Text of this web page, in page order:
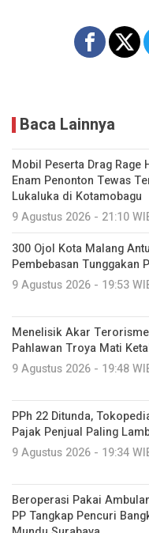
Baca Lainnya
Mobil Peserta Drag Rage
Enam Penonton Tewas
Lukaluka di Kotamobagu
9 Agustus 2026 - 21:10
300 Ojol Kota Malang
Pembebasan Tunggakan
9 Agustus 2026 - 19:53
Menelisik Akar
Pahlawan Troya Mati
9 Agustus 2026 - 19:48
PPh 22 Ditunda,
Pajak Penjual Paling
9 Agustus 2026 - 19:34
Beroperasi Pakai
PP Tangkap Pencuri